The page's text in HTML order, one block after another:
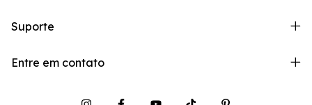
Suporte
Entre em contato